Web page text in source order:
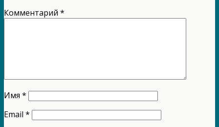
Комментарий *
Имя *
Email *